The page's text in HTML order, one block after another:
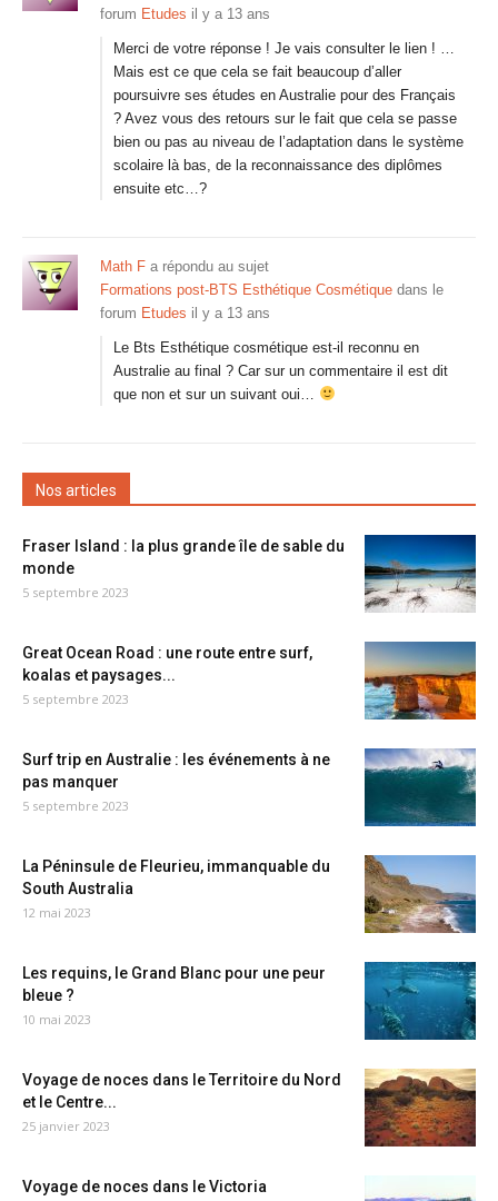
forum Etudes il y a 13 ans
Merci de votre réponse ! Je vais consulter le lien ! …
Mais est ce que cela se fait beaucoup d’aller
poursuivre ses études en Australie pour des Français
? Avez vous des retours sur le fait que cela se passe
bien ou pas au niveau de l’adaptation dans le système
scolaire là bas, de la reconnaissance des diplômes
ensuite etc…?
Math F a répondu au sujet
Formations post-BTS Esthétique Cosmétique dans le
forum Etudes il y a 13 ans
Le Bts Esthétique cosmétique est-il reconnu en
Australie au final ? Car sur un commentaire il est dit
que non et sur un suivant oui…
Nos articles
Fraser Island : la plus grande île de sable du
monde
5 septembre 2023
Great Ocean Road : une route entre surf,
koalas et paysages...
5 septembre 2023
Surf trip en Australie : les événements à ne
pas manquer
5 septembre 2023
La Péninsule de Fleurieu, immanquable du
South Australia
12 mai 2023
Les requins, le Grand Blanc pour une peur
bleue ?
10 mai 2023
Voyage de noces dans le Territoire du Nord
et le Centre...
25 janvier 2023
Voyage de noces dans le Victoria